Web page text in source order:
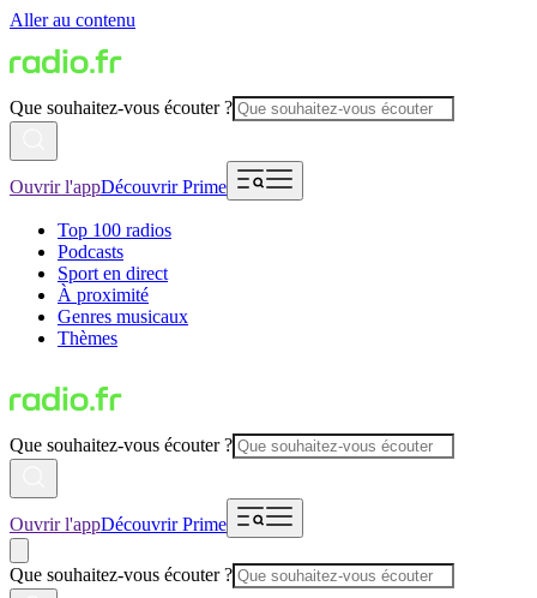
Aller au contenu
Que souhaitez-vous écouter ?
Ouvrir l'appDécouvrir Prime
Top 100 radios
Podcasts
Sport en direct
À proximité
Genres musicaux
Thèmes
Que souhaitez-vous écouter ?
Ouvrir l'appDécouvrir Prime
Que souhaitez-vous écouter ?